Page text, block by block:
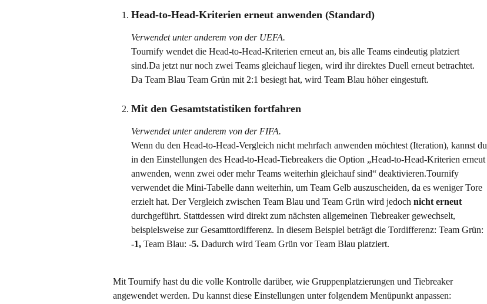
Head-to-Head-Kriterien erneut anwenden (Standard)
Verwendet unter anderem von der UEFA.
Tournify wendet die Head-to-Head-Kriterien erneut an, bis alle Teams eindeutig platziert
sind.Da jetzt nur noch zwei Teams gleichauf liegen, wird ihr direktes Duell erneut betrachtet.
Da Team Blau Team Grün mit 2:1 besiegt hat, wird Team Blau höher eingestuft.
Mit den Gesamtstatistiken fortfahren
Verwendet unter anderem von der FIFA.
Wenn du den Head-to-Head-Vergleich nicht mehrfach anwenden möchtest (Iteration), kannst du
in den Einstellungen des Head-to-Head-Tiebreakers die Option „Head-to-Head-Kriterien erneut
anwenden, wenn zwei oder mehr Teams weiterhin gleichauf sind“ deaktivieren.Tournify
verwendet die Mini-Tabelle dann weiterhin, um Team Gelb auszuscheiden, da es weniger Tore
erzielt hat. Der Vergleich zwischen Team Blau und Team Grün wird jedoch nicht erneut
durchgeführt. Stattdessen wird direkt zum nächsten allgemeinen Tiebreaker gewechselt,
beispielsweise zur Gesamttordifferenz. In diesem Beispiel beträgt die Tordifferenz: Team Grün:
-1, Team Blau: -5. Dadurch wird Team Grün vor Team Blau platziert.
Mit Tournify hast du die volle Kontrolle darüber, wie Gruppenplatzierungen und Tiebreaker
angewendet werden. Du kannst diese Einstellungen unter folgendem Menüpunkt anpassen: